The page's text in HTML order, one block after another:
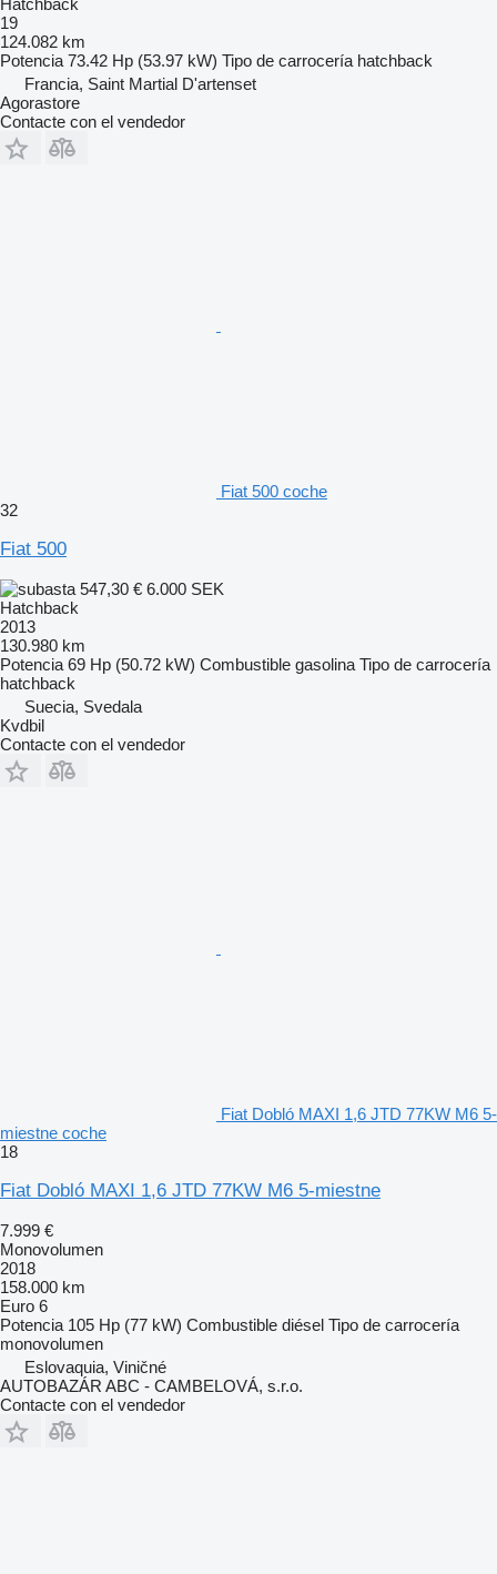
19
124.082 km
Potencia 73.42 Hp (53.97 kW) Tipo de carrocería hatchback
Francia, Saint Martial D'artenset
Agorastore
Contacte con el vendedor
Fiat 500 coche
32
Fiat 500
547,30 € 6.000 SEK
Hatchback
2013
130.980 km
Potencia 69 Hp (50.72 kW) Combustible gasolina Tipo de carrocería
hatchback
Suecia, Svedala
Kvdbil
Contacte con el vendedor
Fiat Dobló MAXI 1,6 JTD 77KW M6 5-
miestne coche
18
Fiat Dobló MAXI 1,6 JTD 77KW M6 5-miestne
7.999 €
Monovolumen
2018
158.000 km
Euro 6
Potencia 105 Hp (77 kW) Combustible diésel Tipo de carrocería
monovolumen
Eslovaquia, Viničné
AUTOBAZÁR ABC - CAMBELOVÁ, s.r.o.
Contacte con el vendedor